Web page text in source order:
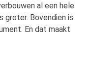
al een hele
groter. Bovendien is
En dat maakt